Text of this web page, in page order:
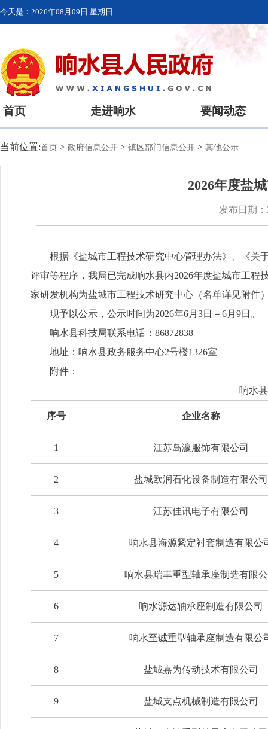
今天是： 2026年08月09日 星期日
首页 走进响水 要闻动态
当前位置:首页 > 政府信息公开 > 镇区部门信息公开 > 其他公示
2026年度盐
发布日期
根据《盐城市工程技术研究中心管理办法》、《关
评审等程序，我局已完成响水县内2026年度盐城市工程
家研发机构为盐城市工程技术研究中心（名单详见附件
现予以公示，公示时间为2026年6月3日－6月9日。
响水县科技局联系电话：86872838
地址：响水县政务服务中心2号楼1326室
附件：
响水
序号 企业名称
1 江苏岛瀛服饰有限公司
2 盐城欧润石化设备制造有限公司
3 江苏佳讯电子有限公司
4 响水县海源紧定衬套制造有限公
5 响水县瑞丰重型轴承座制造有限
6 响水源达轴承座制造有限公司
7 响水至诚重型轴承座制造有限公
8 盐城嘉为传动技术有限公司
9 盐城支点机械制造有限公司